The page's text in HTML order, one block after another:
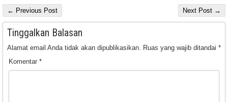
← Previous Post Next Post →
Tinggalkan Balasan
Alamat email Anda tidak akan dipublikasikan. Ruas yang wajib ditandai *
Komentar *